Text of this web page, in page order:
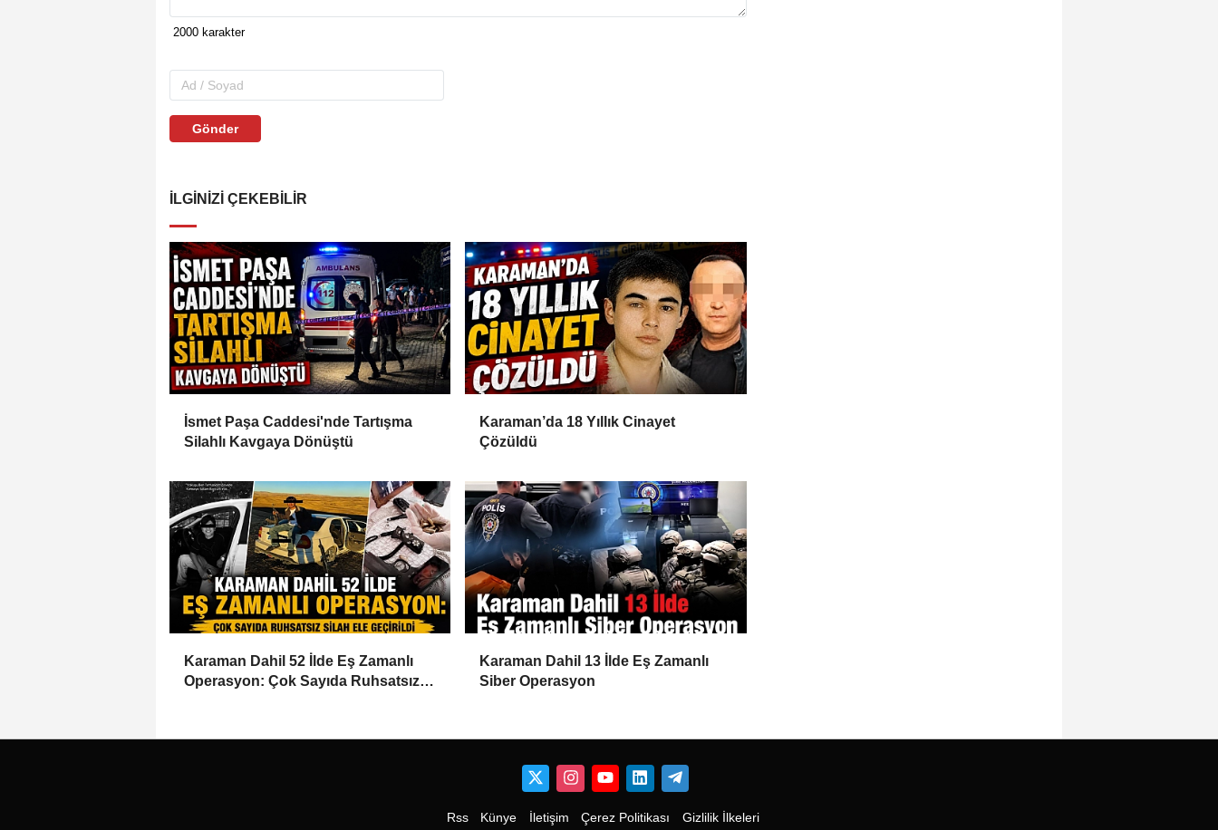
Gönder
İLGINIZI ÇEKEBILIR
İsmet Paşa Caddesi'nde Tartışma
Silahlı Kavgaya Dönüştü
Karaman’da 18 Yıllık Cinayet
Çözüldü
Karaman Dahil 52 İlde Eş Zamanlı
Operasyon: Çok Sayıda Ruhsatsız
Karaman Dahil 13 İlde Eş Zamanlı
Siber Operasyon
Rss Künye İletişim Çerez Politikası Gizlilik İlkeleri